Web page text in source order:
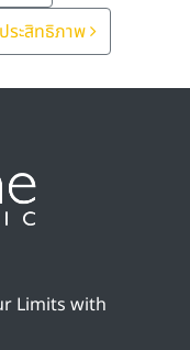
ระสิทธิภาพ
Limits with